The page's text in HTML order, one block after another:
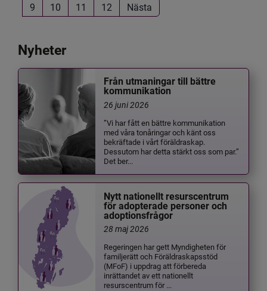
9
10 11 12 Nästa
Nyheter
Från utmaningar till bättre
kommunikation
26 juni 2026
”Vi har fått en bättre kommunikation
med våra tonåringar och känt oss
bekräftade i vårt föräldraskap.
Dessutom har detta stärkt oss som par.”
Det ber...
Nytt nationellt resurscentrum
för adopterade personer och
adoptionsfrågor
28 maj 2026
Regeringen har gett Myndigheten för
familjerätt och Föräldraskapsstöd
(MFoF) i uppdrag att förbereda
inrättandet av ett nationellt
resurscentrum för ...